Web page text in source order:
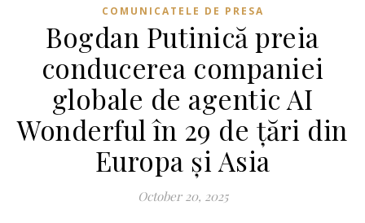
COMUNICATELE DE PRESA
Bogdan Putinică preia
conducerea companiei
globale de agentic AI
Wonderful în 29 de țări din
Europa și Asia
October 20, 2025